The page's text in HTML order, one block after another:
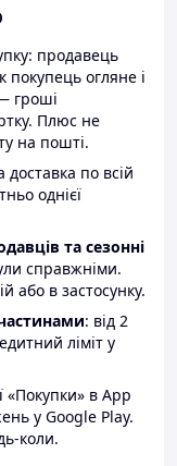
продавець
огляне і
гроші
Плюс не
на пошті.
по всій
однієї
та сезонні
справжніми.
або в застосунку.
: від 2
ліміт у
«Покупки» в App
у Google Play.
коли.